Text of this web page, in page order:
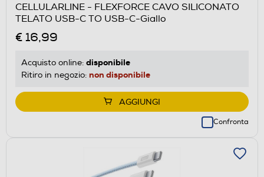
CELLULARLINE - FLEXFORCE CAVO SILICONATO
TELATO USB-C TO USB-C-Giallo
€ 16,99
Acquisto online: disponibile
Ritiro in negozio: non disponibile
AGGIUNGI
Confronta